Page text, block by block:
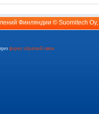
Финляндии © Suomitech Oy
форму обратной связи